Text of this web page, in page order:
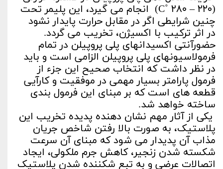
(۲۲۰ – ۲۸۰ ˚C) انجام می­ گیرد، این پلیمر تحت
چنین شرایطی اگر در مقابل حرارت پایدار نشود
در اثر ترکیب با اکسیژن، تخریب می­ گردد.
حضورآنتی­ اکسیدان­های پلی ­پروپیلن در تمام
فرمولاسیون­های پلی­ پروپیلن الزامی است و باید
در نظر داشت که انتخاب صحیح این جزء از
فرمول پارامتر بسیار مهمی در موفقیت و کارآیی
قطعه­ های است که بر مبنای این فرمول­ بندی
ساخته خواهد شد.
یکی از آثار مهم نشان­ دهنده پدیده تخریب این
پلاستیک، به صورت بالا رفتن شاخص جریان
مذاب آن پدیدار می­ شود که مبنای آن سرعت
شکسته شدن زنجیر، کاهش جرم ملکولی، ایجاد
اتصالات عرضی و به تبع شکننده شدن پلاستیک